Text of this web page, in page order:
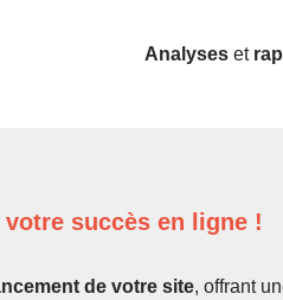
Analyses et
succès en ligne !
de votre site, offrant